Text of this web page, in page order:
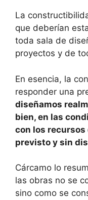
La
que deberían
toda sala de
proyectos y de
En esencia, la
responder una
diseñamos
bien, en las
con los
previsto y sin
Cárcamo lo
las obras no se
sino como se